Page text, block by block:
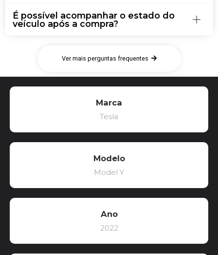
É possível acompanhar o estado do
veículo após a compra?
Ver mais perguntas frequentes
Marca
Tesla
Modelo
Model Y
Ano
2022